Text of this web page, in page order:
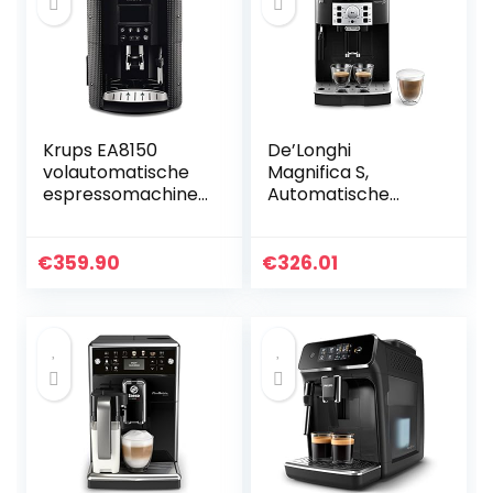
zwart
Krups EA8150
volautomatische
espressomachine
Temperatuur en
€359.90
De’Longhi
Magnifica S,
Automatische
Kopje Koffie,
ECAM22.110.B,
Zwart
€326.01